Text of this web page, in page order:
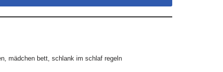
, mädchen bett, schlank im schlaf regeln